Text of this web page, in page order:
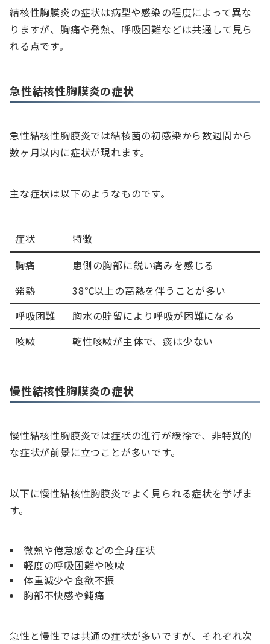
結核性胸膜炎の症状は病型や感染の程度によって異な
りますが、胸痛や発熱、呼吸困難などは共通して見ら
れる点です。
急性結核性胸膜炎の症状
急性結核性胸膜炎では結核菌の初感染から数週間から
数ヶ月以内に症状が現れます。
主な症状は以下のようなものです。
症状
特徴
胸痛
患側の胸部に鋭い痛みを感じる
発熱
38℃以上の高熱を伴うことが多い
呼吸困難
胸水の貯留により呼吸が困難になる
咳嗽
乾性咳嗽が主体で、痰は少ない
慢性結核性胸膜炎の症状
慢性結核性胸膜炎では症状の進行が緩徐で、非特異的
な症状が前景に立つことが多いです。
以下に慢性結核性胸膜炎でよく見られる症状を挙げま
す。
微熱や倦怠感などの全身症状
軽度の呼吸困難や咳嗽
体重減少や食欲不振
胸部不快感や鈍痛
急性と慢性では共通の症状が多いですが、それぞれ次